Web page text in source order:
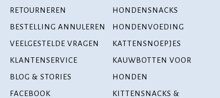
RETOURNEREN
BESTELLING ANNULEREN
VEELGESTELDE VRAGEN
KLANTENSERVICE
BLOG & STORIES
FACEBOOK
HONDENSNACKS
HONDENVOEDING
KATTENSNOEPJES
KAUWBOTTEN VOOR
HONDEN
KITTENSNACKS &